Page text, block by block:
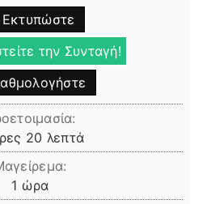
την Συνταγή!
20 λεπτά
λεπτά
1 ώρα
ώρα